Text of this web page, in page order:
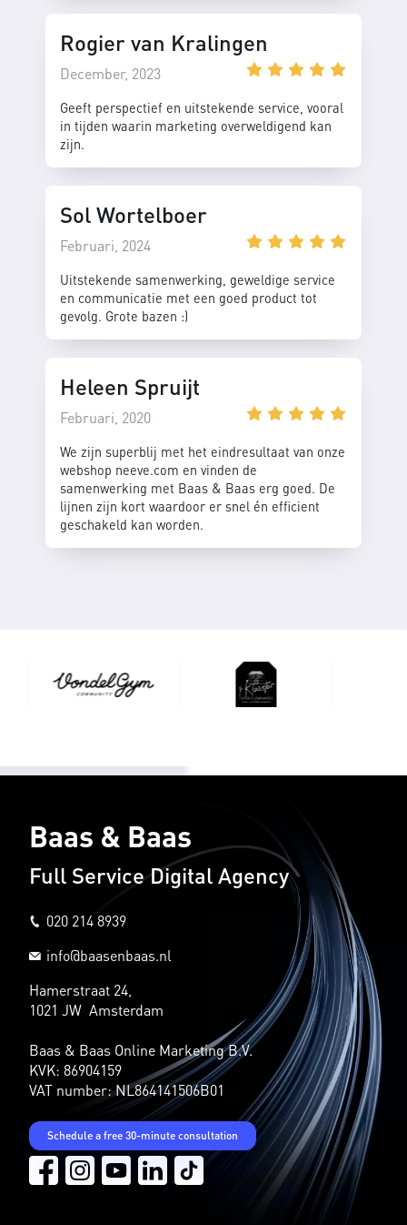
Rogier van Kralingen
December, 2023
Geeft perspectief en uitstekende service, vooral
in tijden waarin marketing overweldigend kan
zijn.
Sol Wortelboer
Februari, 2024
Uitstekende samenwerking, geweldige service
en communicatie met een goed product tot
gevolg. Grote bazen :)
Heleen Spruijt
Februari, 2020
We zijn superblij met het eindresultaat van onze
webshop neeve.com en vinden de
samenwerking met Baas & Baas erg goed. De
lijnen zijn kort waardoor er snel én efficient
geschakeld kan worden.
Baas & Baas
Full Service Digital Agency
020 214 8939
info@baasenbaas.nl
Hamerstraat 24,
1021 JW Amsterdam
Baas & Baas Online Marketing B.V.
KVK: 86904159
VAT number: NL864141506B01
Schedule a free 30-minute consultation